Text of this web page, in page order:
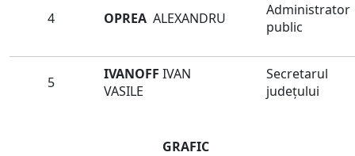
4 OPREA ALEXANDRU
Administrator
public
5 IVANOFF IVAN
VASILE
Secretarul
judeţului
GRAFIC